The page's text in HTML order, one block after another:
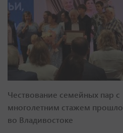
Чествование семейных пар с
многолетним стажем прошло
во Владивостоке